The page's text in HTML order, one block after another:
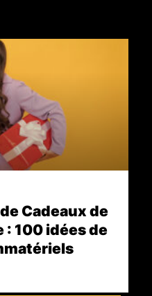
Cadeaux de
: 100 idées de